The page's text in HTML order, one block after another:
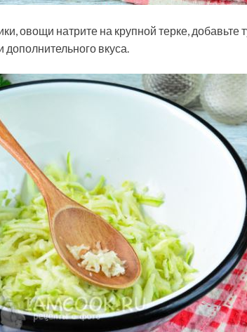
овощи натрите на крупной терке, добавьте
вкуса.